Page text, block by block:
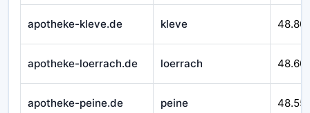
apotheke-kleve.de kleve
apotheke-loerrach.de loerrach 48.601
apotheke-peine.de peine